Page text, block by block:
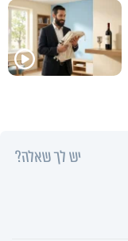
יש לך שאלה?